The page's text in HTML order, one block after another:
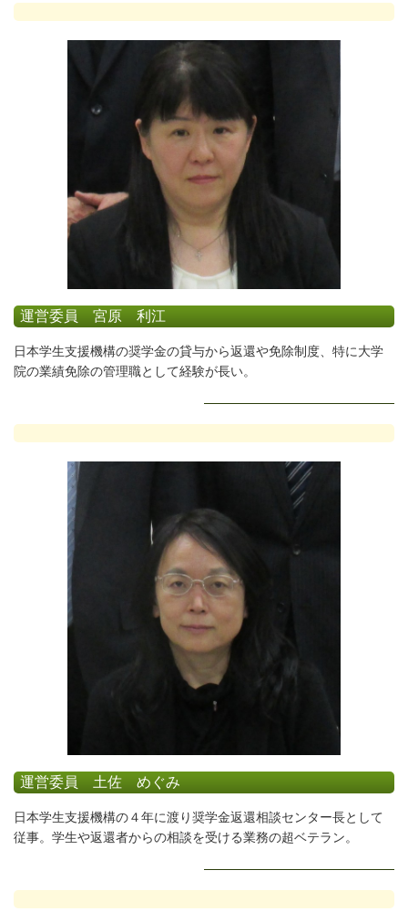
運営委員 宮原 利江
日本学生支援機構の奨学金の貸与から返還や免除制度、特に大学
院の業績免除の管理職として経験が長い。
運営委員 土佐 めぐみ
日本学生支援機構の４年に渡り奨学金返還相談センター長として
従事。学生や返還者からの相談を受ける業務の超ベテラン。